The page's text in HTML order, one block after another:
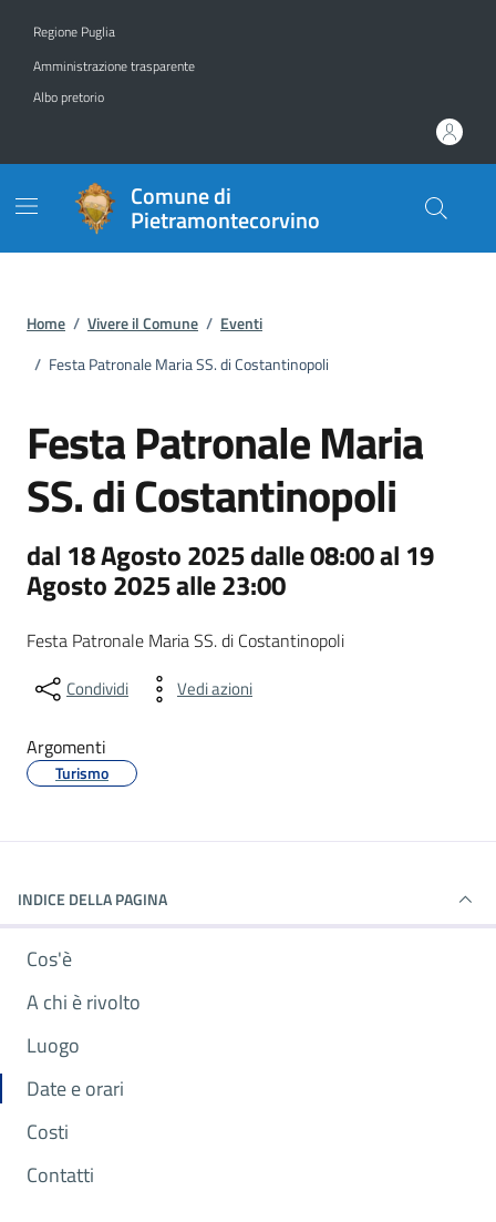
Regione Puglia
Amministrazione trasparente
Albo pretorio
Comune di
Pietramontecorvino
Home / Vivere il Comune / Eventi
/ Festa Patronale Maria SS. di Costantinopoli
Festa Patronale Maria
SS. di Costantinopoli
dal 18 Agosto 2025 dalle 08:00 al 19
Agosto 2025 alle 23:00
Festa Patronale Maria SS. di Costantinopoli
Condividi Vedi azioni
Argomenti
Turismo
INDICE DELLA PAGINA
Cos'è
A chi è rivolto
Luogo
Date e orari
Costi
Contatti